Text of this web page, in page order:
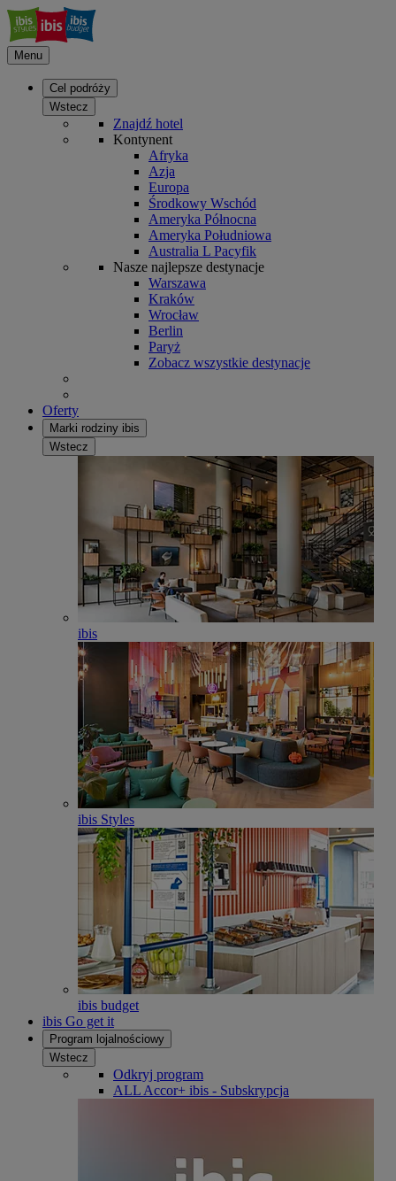
Menu
Cel podróży
Wstecz
Znajdź hotel
Kontynent
Afryka
Azja
Europa
Środkowy Wschód
Ameryka Północna
Ameryka Południowa
Australia L Pacyfik
Nasze najlepsze destynacje
Warszawa
Kraków
Wrocław
Berlin
Paryż
Zobacz wszystkie destynacje
Oferty
Marki rodziny ibis
Wstecz
ibis
ibis Styles
ibis budget
ibis Go get it
Program lojalnościowy
Wstecz
Odkryj program
ALL Accor+ ibis - Subskrypcja